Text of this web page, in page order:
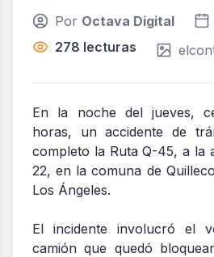
Por Octava Digital
278 lecturas
En la noche del jueves,
horas, un accidente de
completo la Ruta Q-45, a la
22, en la comuna de
Los Ángeles.
El incidente involucró el
camión que quedó